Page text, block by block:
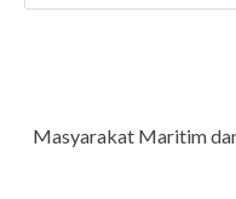
Masyarakat Maritim